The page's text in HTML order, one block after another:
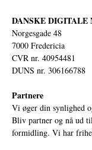
DANSKE DIGITALE
Norgesgade 48
7000 Fredericia
CVR nr. 40954481
DUNS nr. 306166788
Partnere
Vi øger din synlighed
Bliv partner og nå ud
formidling. Vi har